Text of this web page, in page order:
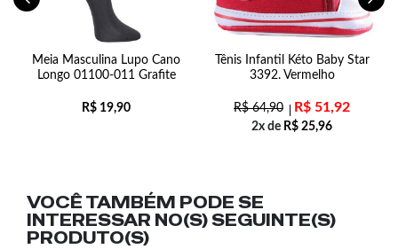
Meia Masculina Lupo Cano
Longo 01100-011 Grafite
R$ 19,90
Tênis Infantil Kéto Baby Star
3392. Vermelho
R$64,90 R$ 51,92
2x de R$ 25,96
VOCÊ TAMBÉM PODE SE
INTERESSAR NO(S) SEGUINTE(S)
PRODUTO(S)